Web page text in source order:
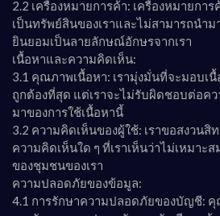
2.2 เครื่องหมายการค้า: เครื่องหมายกา
เป็นทรัพย์สินของเราและไม่สามารถนำ
ยินยอมเป็นลายลักษณ์อักษรจากเรา
เนื้อหาและความคิดเห็น:
3.1 คุณภาพเนื้อหา: เรามุ่งมั่นที่จะมอบ
ถูกต้องที่สุด แต่เราจะไม่รับผิดชอบต่อค
มาของการใช้เนื้อหานี้
3.2 ความคิดเห็นของผู้ใช้: เราขอสงวนสิ
ความคิดเห็นใด ๆ ที่เราเห็นว่าไม่เหมา
ของชุมชนของเรา
ความปลอดภัยของข้อมูล:
4.1 การรักษาความปลอดภัยของบัญชี: